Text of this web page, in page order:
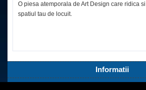
O piesa atemporala de Art Design care ridica
spatiul tau de locuit.
Informatii